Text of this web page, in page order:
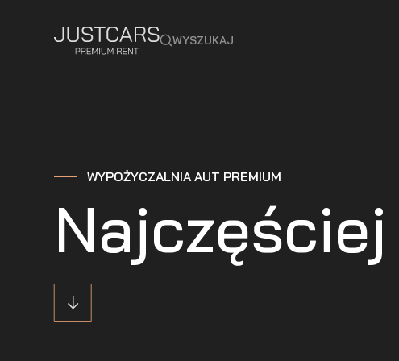
WYSZUKAJ
WYPOŻYCZALNIA AUT PREMIUM